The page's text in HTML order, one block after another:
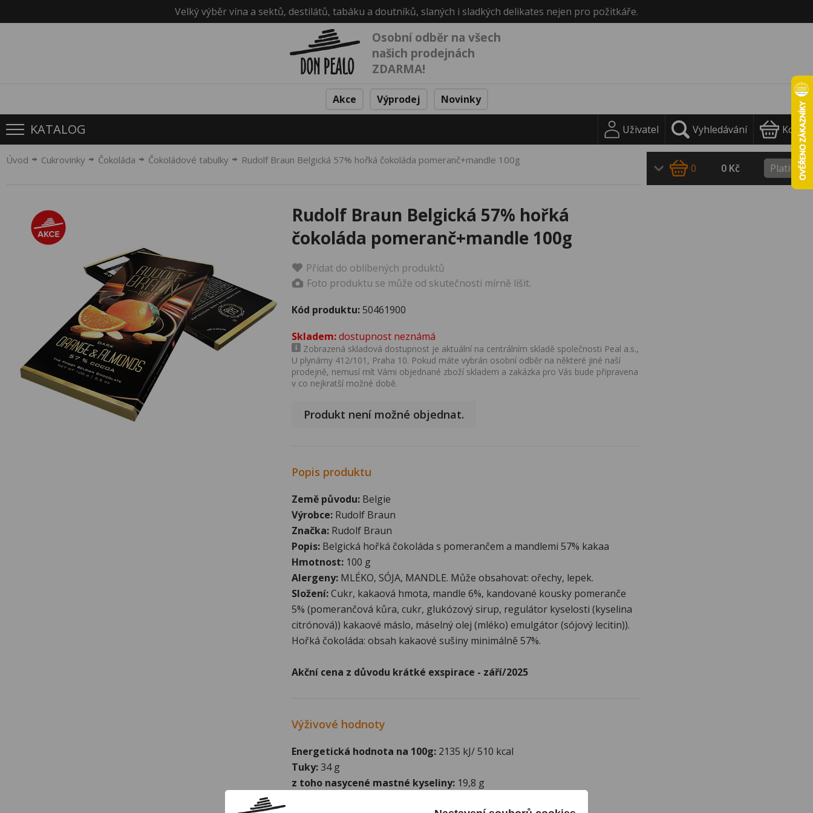
Velký výběr vína a sektů, destilátů, tabáku a doutníků, slaných i sladkých delikates nejen pro požitkáře.
Osobní odběr na všech
našich prodejnách
ZDARMA!
Akce Výprodej Novinky
KATALOG Uživatel Vyhledávání Košík
Úvod Cukrovinky Čokoláda Čokoládové tabulky Rudolf Braun Belgická 57% hořká čokoláda pomeranč+mandle 100g
Rudolf Braun Belgická 57% hořká
čokoláda pomeranč+mandle 100g
Přidat do oblíbených produktů
Foto produktu se může od skutečnosti mírně lišit.
Kód produktu:50461900
Skladem:dostupnost neznámá
Zobrazená skladová dostupnost je aktuální na centrálním skladě společnosti Peal a.s.,
U plynárny 412/101, Praha 10. Pokud máte vybrán osobní odběr na některé jiné naší
prodejně, nemusí mít Vámi objednané zboží skladem a zakázka pro Vás bude připravena
v co nejkratší možné době.
Produkt není možné objednat.
Popis produktu
Země původu: Belgie
Výrobce: Rudolf Braun
Značka: Rudolf Braun
Popis: Belgická hořká čokoláda s pomerančem a mandlemi 57% kakaa
Hmotnost: 100 g
Alergeny: MLÉKO, SÓJA, MANDLE. Může obsahovat: ořechy, lepek.
Složení:Cukr, kakaová hmota, mandle 6%, kandované kousky pomeranče
5% (pomerančová kůra, cukr, glukózový sirup, regulátor kyselosti (kyselina
citrónová)) kakaové máslo, máselný olej (mléko) emulgátor (sójový lecitin)).
Hořká čokoláda: obsah kakaové sušiny minimálně 57%.
Akční cena z důvodu krátké exspirace - září/2025
Výživové hodnoty
Energetická hodnota na 100g: 2135 kJ/ 510 kcal
Tuky:34 g
z toho nasycené mastné kyseliny: 19,8 g
0 0 Kč Platit